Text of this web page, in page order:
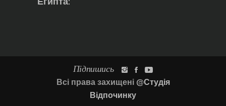
Підпишись
Всі права захищені @Студія
Відпочинку